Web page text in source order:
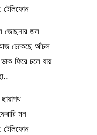
টেলিফোন
জোছনার জল
ঢেকেছে আঁচল
ফিরে চলে যায়
মন
টেলিফোন